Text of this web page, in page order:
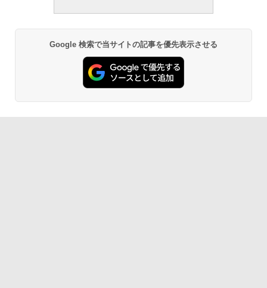
Google 検索で当サイトの記事を優先表示させる